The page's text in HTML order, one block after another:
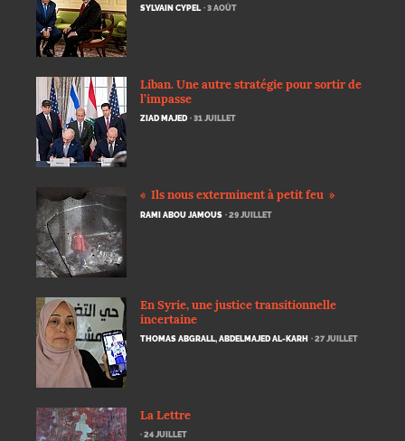
SYLVAIN CYPEL · 3 AOÛT
Liban. Une autre stratégie pour sortir de
l’impasse
ZIAD MAJED · 31 JUILLET
« Ils nous exterminent à petit feu »
RAMI ABOU JAMOUS · 29 JUILLET
En Syrie, une justice transitionnelle
incertaine
THOMAS ABGRALL, ABDELMAJED AL-KARH · 27 JUILLET
La Lettre
· 24 JUILLET